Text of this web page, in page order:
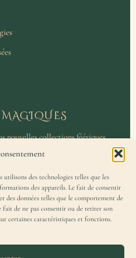
utilisons des technologies telles que les
des appareils. Le fait de consentir
des données telles que le comportement de
fait de ne pas consentir ou de retirer son
certaines caractéristiques et fonctions.
nouvelles collections féériques
coulisses de l'atelier.
Magique et j'ai lu lapolitique de